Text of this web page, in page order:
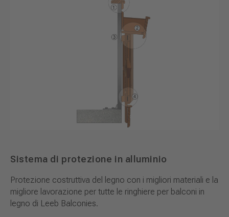
Sistema di protezione in alluminio
Protezione costruttiva del legno con i migliori materiali e la
migliore lavorazione per tutte le ringhiere per balconi in
legno di Leeb Balconies.